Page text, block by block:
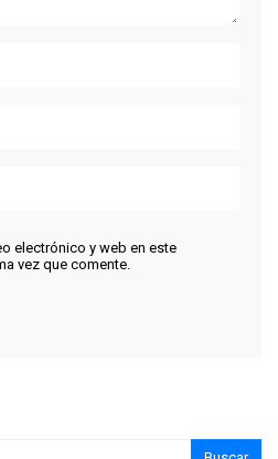
electrónico y web en este
vez que comente.